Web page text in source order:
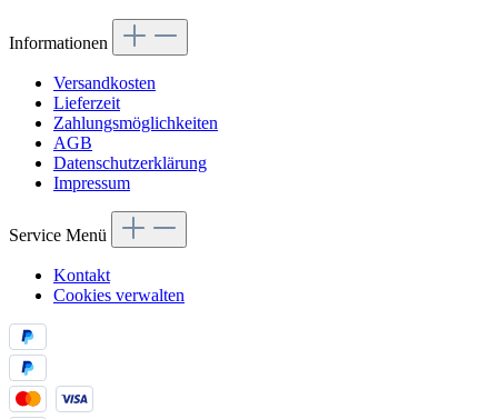
Informationen
Versandkosten
Lieferzeit
Zahlungsmöglichkeiten
AGB
Datenschutzerklärung
Impressum
Service Menü
Kontakt
Cookies verwalten